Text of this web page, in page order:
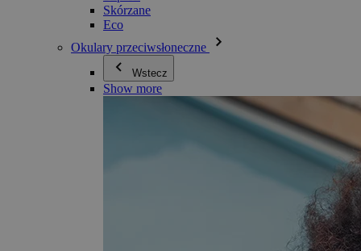
Skórzane
Eco
Okulary przeciwsłoneczne
Wstecz
Show more